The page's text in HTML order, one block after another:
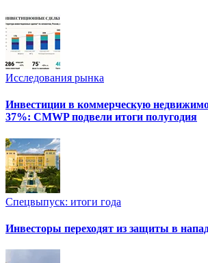
Исследования рынка
Инвестиции в коммерческую
37%: CMWP подвели итоги полугодия
Спецвыпуск: итоги года
Инвесторы переходят из защиты в